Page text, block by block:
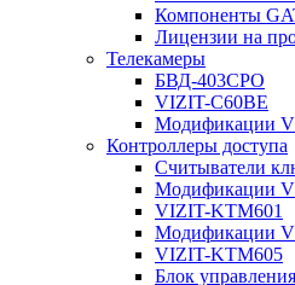
Компоненты
Лицензии на
Телекамеры
БВД-403СРО
VIZIT-С60BE
Модификации
Контроллеры доступа
Считыватели
Модификации
VIZIT-KTM601
Модификации
VIZIT-KTM605
Блок